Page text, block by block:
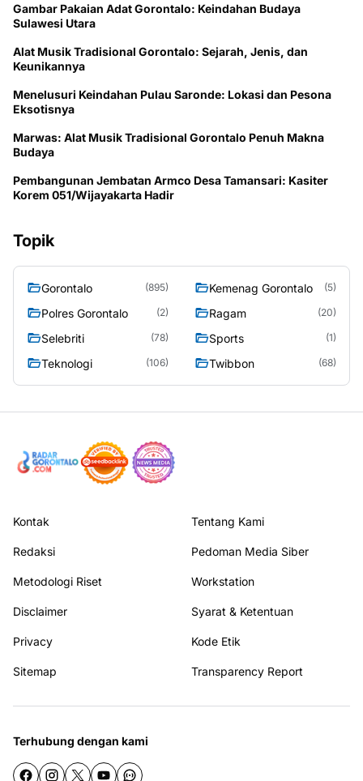
Gambar Pakaian Adat Gorontalo: Keindahan Budaya
Sulawesi Utara
Alat Musik Tradisional Gorontalo: Sejarah, Jenis, dan
Keunikannya
Menelusuri Keindahan Pulau Saronde: Lokasi dan Pesona
Eksotisnya
Marwas: Alat Musik Tradisional Gorontalo Penuh Makna
Budaya
Pembangunan Jembatan Armco Desa Tamansari: Kasiter
Korem 051/Wijayakarta Hadir
Topik
Gorontalo (895) Kemenag Gorontalo (5)
Polres Gorontalo (2) Ragam (20)
Selebriti (78) Sports (1)
Teknologi (106) Twibbon (68)
Kontak Tentang Kami
Redaksi Pedoman Media Siber
Metodologi Riset Workstation
Disclaimer Syarat & Ketentuan
Privacy Kode Etik
Sitemap Transparency Report
Terhubung dengan kami